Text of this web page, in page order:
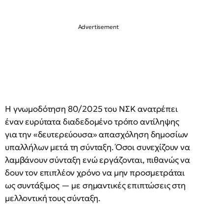
Η γνωμοδότηση 80/2025 του ΝΣΚ ανατρέπει
έναν ευρύτατα διαδεδομένο τρόπο αντίληψης
για την «δευτερεύουσα» απασχόληση δημοσίων
υπαλλήλων μετά τη σύνταξη. Όσοι συνεχίζουν να
λαμβάνουν σύνταξη ενώ εργάζονται, πιθανώς να
δουν τον επιπλέον χρόνο να μην προσμετράται
ως συντάξιμος — με σημαντικές επιπτώσεις στη
μελλοντική τους σύνταξη.